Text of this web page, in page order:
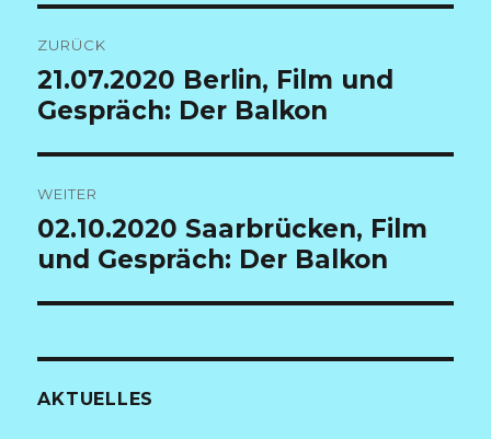
ZURÜCK
Vorheriger
Beitrag:
21.07.2020 Berlin, Film und
Gespräch: Der Balkon
WEITER
Nächster
Beitrag:
02.10.2020 Saarbrücken, Film
und Gespräch: Der Balkon
AKTUELLES